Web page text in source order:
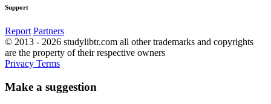
Support
Report Partners
© 2013 - 2026 studylibtr.com all other trademarks and copyrights
are the property of their respective owners
Privacy Terms
Make a suggestion